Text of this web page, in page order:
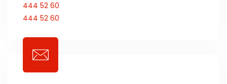
444 52 60
444 52 60